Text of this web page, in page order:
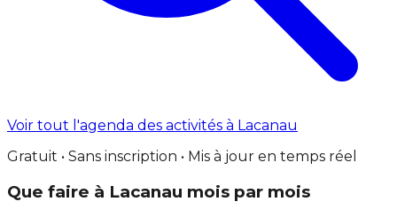
Voir tout l'agenda des activités à Lacanau
Gratuit • Sans inscription • Mis à jour en temps réel
Que faire à Lacanau mois par mois